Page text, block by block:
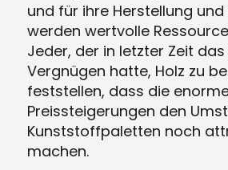
und für ihre Herstellung und
werden wertvolle
Jeder, der in letzter Zeit
Vergnügen hatte, Holz zu
feststellen, dass die
Preissteigerungen den
Kunststoffpaletten noch
machen.